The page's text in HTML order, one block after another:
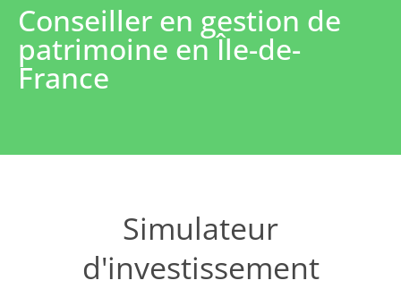
Conseiller en gestion de
patrimoine en Île-de-
France
Simulateur
d'investissement